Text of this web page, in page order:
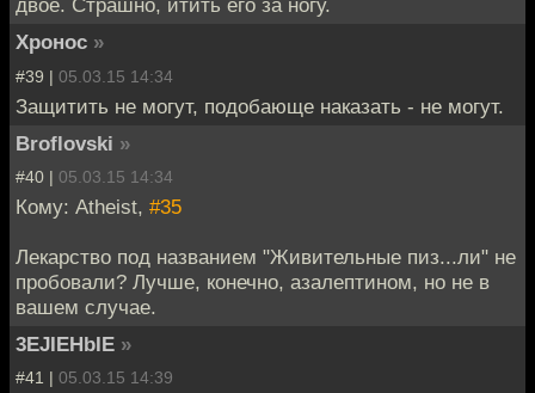
двое. Страшно, итить его за ногу.
Хронос »
#39 | 05.03.15 14:34
Защитить не могут, подобающе наказать - не могут.
Broflovski »
#40 | 05.03.15 14:34
Кому: Atheist, #35
Лекарство под названием "Живительные пиз...ли" не
пробовали? Лучше, конечно, азалептином, но не в
вашем случае.
3EJIEHbIE »
#41 | 05.03.15 14:39